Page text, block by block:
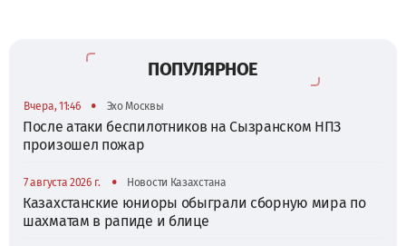
ПОПУЛЯРНОЕ
Вчера, 11:46 • Эхо Москвы
После атаки беспилотников на Сызранском НПЗ
произошел пожар
7 августа 2026 г. • Новости Казахстана
Казахстанские юниоры обыграли сборную мира по
шахматам в рапиде и блице